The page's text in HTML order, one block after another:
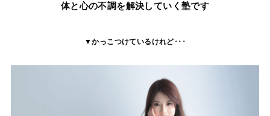
体と心の不調を解決していく塾です
▼かっこつけているけれど･･･